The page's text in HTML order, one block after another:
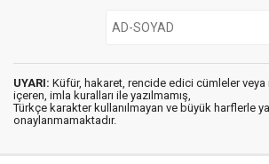
UYARI: Küfür, hakaret, rencide edici cümleler veya
içeren, imla kuralları ile yazılmamış,
Türkçe karakter kullanılmayan ve büyük harflerle
onaylanmamaktadır.